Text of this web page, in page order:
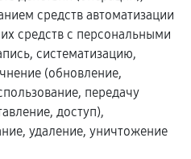
средств автоматизации
средств с персональными
систематизацию,
(обновление,
передачу
доступ),
удаление, уничтожение